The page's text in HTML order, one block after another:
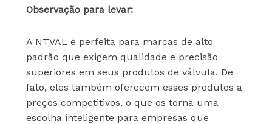
Observação para levar:
A NTVAL é perfeita para marcas de alto
padrão que exigem qualidade e precisão
superiores em seus produtos de válvula. De
fato, eles também oferecem esses produtos a
preços competitivos, o que os torna uma
escolha inteligente para empresas que